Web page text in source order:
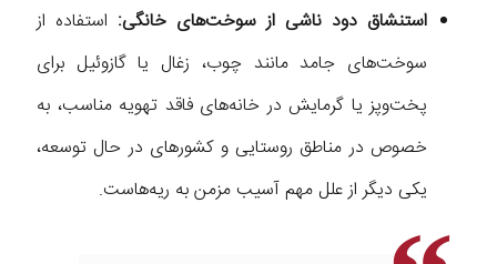
استنشاق دود ناشی از سوخت‌های خانگی: استفاده از
سوخت‌های جامد مانند چوب، زغال یا گازوئیل برای
پخت‌وپز یا گرمایش در خانه‌های فاقد تهویه مناسب، به
خصوص در مناطق روستایی و کشورهای در حال توسعه،
یکی دیگر از علل مهم آسیب مزمن به ریه‌هاست.